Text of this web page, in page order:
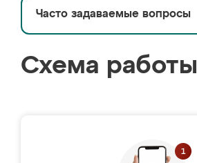
Часто задаваемые вопросы
Схема работы